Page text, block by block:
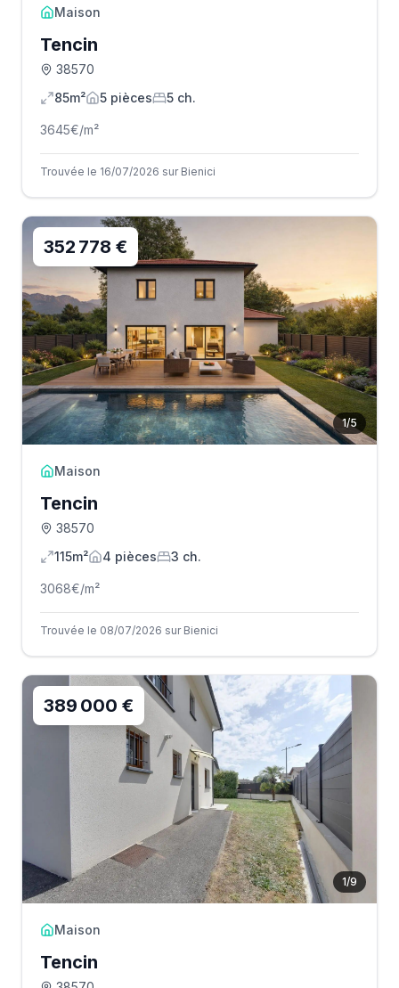
Maison
Tencin
38570
85m²
5 pièces 5 ch.
3645€/m²
Trouvée le 16/07/2026 sur Bienici
1/5
352 778 €
Maison
Tencin
38570
115m²
4 pièces 3 ch.
3068€/m²
Trouvée le 08/07/2026 sur Bienici
1/9
389 000 €
Maison
Tencin